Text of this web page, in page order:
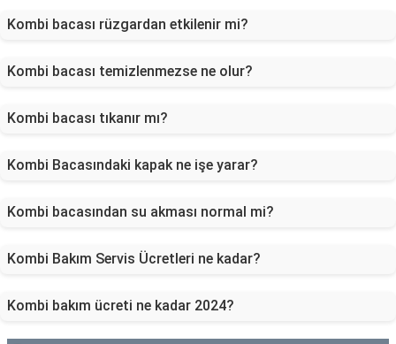
Kombi bacası rüzgardan etkilenir mi?
Kombi bacası temizlenmezse ne olur?
Kombi bacası tıkanır mı?
Kombi Bacasındaki kapak ne işe yarar?
Kombi bacasından su akması normal mi?
Kombi Bakım Servis Ücretleri ne kadar?
Kombi bakım ücreti ne kadar 2024?